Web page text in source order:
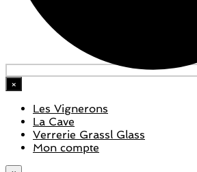
×
Les Vignerons
La Cave
Verrerie Grassl Glass
Mon compte